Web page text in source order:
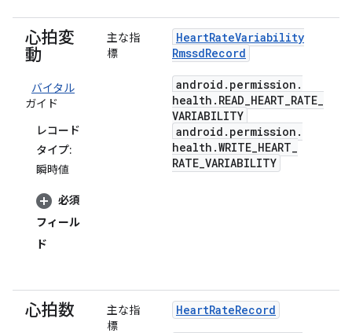
心拍変
動
バイタル
ガイド
レコード
タイプ:
瞬時値
必須
フィール
ド
主な指
標
HeartRateVariability
RmssdRecord
android . permission .
health . READ_HEART_RATE_
VARIABILITY
android . permission .
health .WRITE_HEART_
RATE_VARIABILITY
心拍数
主な指
標
HeartRateRecord